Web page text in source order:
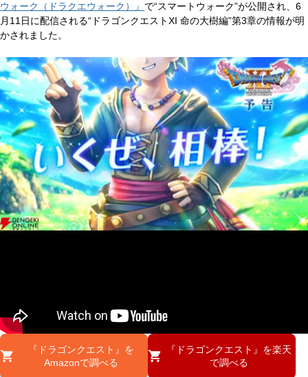
ウォーク（ドラクエウォーク）』 で“スマートウォーク”が公開され、6
月11日に配信される“ドラゴンクエストXI 命の大樹編”第3章の情報が明
かされました。
『ドラゴンクエスト』を
Amazonで調べる
『ドラゴンクエスト』を楽天
で調べる